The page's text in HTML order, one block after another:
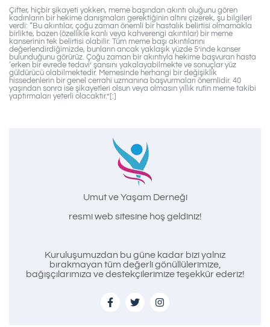
Çifter, hiçbir şikayeti yokken, meme başından akıntı oluğunu gören
kadınların bir hekime danışmaları gerektiğinin altını çizerek, şu bilgileri
verdi: “Bu akıntılar, çoğu zaman önemli bir hastalık belirtisi olmamakla
birlikte, bazen (özellikle kanlı veya kahverengi akıntılar) bir meme
kanserinin tek belirtisi olabilir. Tüm meme başı akıntılarını
değerlendirdiğimizde, bunların ancak yaklaşık yüzde 5’inde kanser
bulunduğunu görürüz. Çoğu zaman bir akıntıyla hekime başvuran hasta
‘erken bir evrede tedavi’ şansını yakalayabilmekte ve sonuçlar yüz
güldürücü olabilmektedir. Memesinde herhangi bir değişiklik
hissedenlerin bir genel cerrahi uzmanına başvurmaları önemlidir. 40
yaşından sonra ise şikayetleri olsun veya olmasın yıllık rutin meme takibi
yaptırmaları yeterli olacaktır.”[:]
Umut ve Yaşam Derneği
resmi web sitesine hoş geldiniz!
Kuruluşumuzdan bu güne kadar bizi yalnız
bırakmayan tüm değerli gönüllülerimize,
bağışçılarımıza ve destekçilerimize teşekkür ederiz!